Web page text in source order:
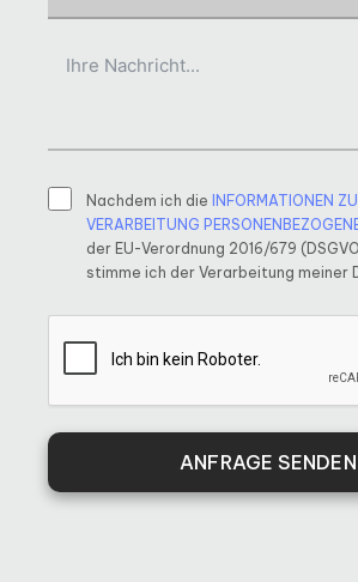
Nachdem ich die INFORMATIONEN
VERARBEITUNG
der EU-Verordnung 2016/679
stimme ich der Verarbeitung meiner
ANFRAGE SENDEN